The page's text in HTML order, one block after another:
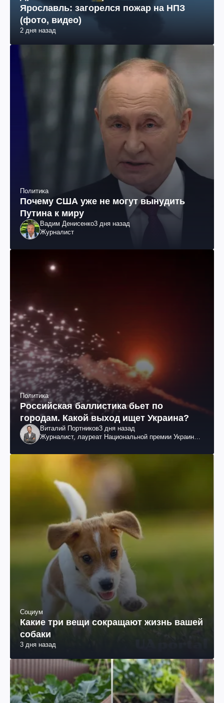
Ярославль: загорелся пожар на НПЗ
(фото, видео)
2 дня назад
Политика
Почему США уже не могут вынудить
Путина к миру
Вадим Денисенко3 дня назад
Журналист
Политика
Российская баллистика бьет по
городам. Какой выход ищет Украина?
Виталий Портников3 дня назад
Журналист, лауреат Национальной премии Украины
Социум
Какие три вещи сокращают жизнь вашей
собаки
3 дня назад